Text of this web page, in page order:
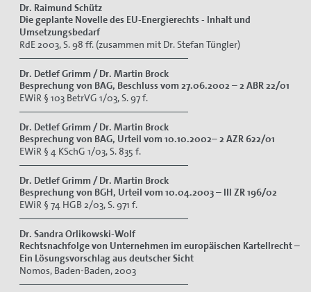
Dr. Raimund Schütz
Die geplante Novelle des EU-Energierechts - Inhalt und
Umsetzungsbedarf
RdE 2003, S. 98 ff. (zusammen mit Dr. Stefan Tüngler)
Dr. Detlef Grimm / Dr. Martin Brock
Besprechung von BAG, Beschluss vom 27.06.2002 – 2 ABR 22/01
EWiR § 103 BetrVG 1/03, S. 97 f.
Dr. Detlef Grimm / Dr. Martin Brock
Besprechung von BAG, Urteil vom 10.10.2002– 2 AZR 622/01
EWiR § 4 KSchG 1/03, S. 835 f.
Dr. Detlef Grimm / Dr. Martin Brock
Besprechung von BGH, Urteil vom 10.04.2003 – III ZR 196/02
EWiR § 74 HGB 2/03, S. 971 f.
Dr. Sandra Orlikowski-Wolf
Rechtsnachfolge von Unternehmen im europäischen Kartellrecht –
Ein Lösungsvorschlag aus deutscher Sicht
Nomos, Baden-Baden, 2003